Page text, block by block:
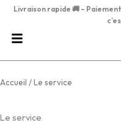
Aller
contenu
Livraison rapide 🚚 –
Accueil / Le service
Le service